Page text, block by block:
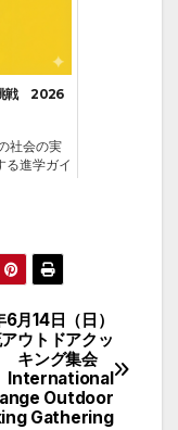
挑戦 2026
社会の実
る進学ガイ
大量の不
、ガイダ
月14日（日）
ウトドアクッ
キング集会
International
Outdoor
Gathering